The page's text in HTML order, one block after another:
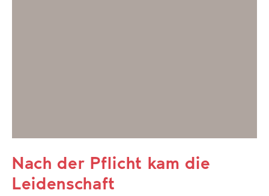
Nach der Pflicht kam die
Leidenschaft